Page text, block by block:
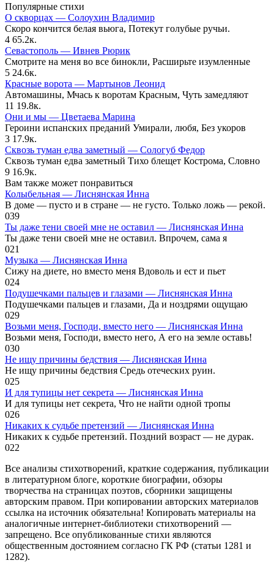
Популярные стихи
О скворцах — Солоухин Владимир
Скоро кончится белая вьюга, Потекут голубые ручьи.
4 65.2к.
Севастополь — Ивнев Рюрик
Смотрите на меня во все бинокли, Расширьте изумленные
5 24.6к.
Красные ворота — Мартынов Леонид
Автомашины, Мчась к воротам Красным, Чуть замедляют
11 19.8к.
Они и мы — Цветаева Марина
Героини испанских преданий Умирали, любя, Без укоров
3 17.9к.
Сквозь туман едва заметный — Сологуб Федор
Сквозь туман едва заметный Тихо блещет Кострома, Словно
9 16.9к.
Вам также может понравиться
Колыбельная — Лиснянская Инна
В доме — пусто и в стране — не густо. Только ложь — рекой.
039
Ты даже тени своей мне не оставил — Лиснянская Инна
Ты даже тени своей мне не оставил. Впрочем, сама я
021
Музыка — Лиснянская Инна
Сижу на диете, но вместо меня Вдоволь и ест и пьет
024
Подушечками пальцев и глазами — Лиснянская Инна
Подушечками пальцев и глазами, Да и ноздрями ощущаю
029
Возьми меня, Господи, вместо него — Лиснянская Инна
Возьми меня, Господи, вместо него, А его на земле оставь!
030
Не ищу причины бедствия — Лиснянская Инна
Не ищу причины бедствия Средь отеческих руин.
025
И для тупицы нет секрета — Лиснянская Инна
И для тупицы нет секрета, Что не найти одной тропы
026
Никаких к судьбе претензий — Лиснянская Инна
Никаких к судьбе претензий. Поздний возраст — не дурак.
022
Все анализы стихотворений, краткие содержания, публикации
в литературном блоге, короткие биографии, обзоры
творчества на страницах поэтов, сборники защищены
авторским правом. При копировании авторских материалов
ссылка на источник обязательна! Копировать материалы на
аналогичные интернет-библиотеки стихотворений —
запрещено. Все опубликованные стихи являются
общественным достоянием согласно ГК РФ (статьи 1281 и
1282).